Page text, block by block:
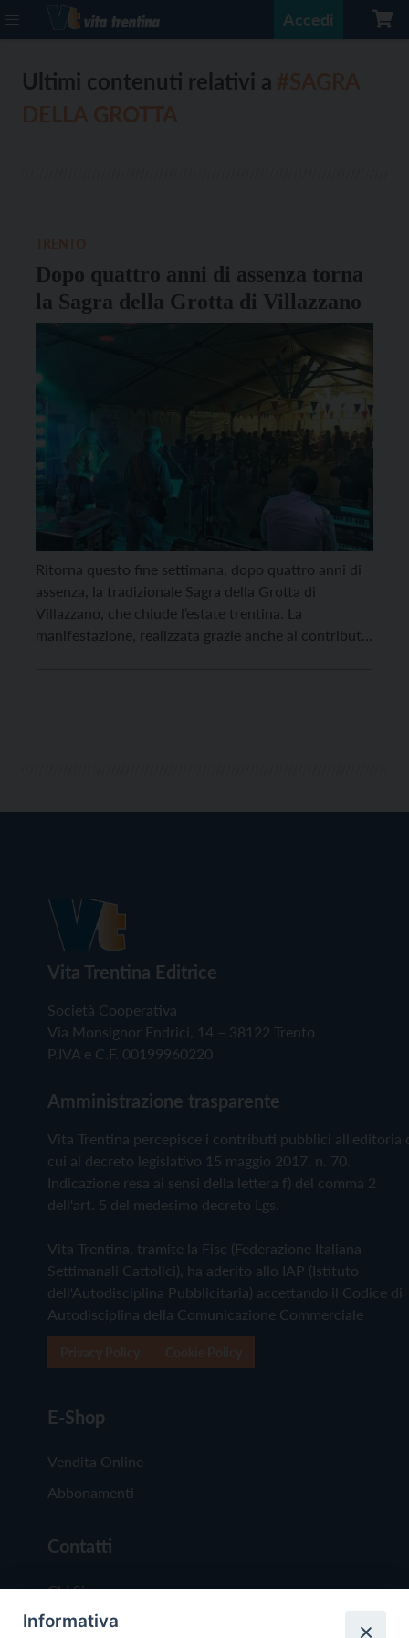
Accedi
Ultimi contenuti relativi a
Dopo quattro anni di assenza torna
la Sagra della Grotta di Villazzano
Ritorna questo fine settimana, dopo quattro anni di
assenza, la tradizionale Sagra della Grotta di
Villazzano, che chiude l’estate trentina. La
manifestazione, realizzata grazie anche al contributo
Vita Trentina Editrice
Società Cooperativa
Via Monsignor Endrici, 14 – 38122 Trento
P.IVA e C.F. 00199960220
Amministrazione trasparente
Vita Trentina percepisce i contributi pubblici all'editoria
cui al decreto legislativo 15 maggio 2017, n. 70.
Indicazione resa ai sensi della lettera f) del comma 2
dell'art. 5 del medesimo decreto Lgs.
Vita Trentina, tramite la Fisc (Federazione Italiana
Settimanali Cattolici), ha aderito allo IAP (Istituto
dell'Autodisciplina Pubblicitaria) accettando il Codice di
Autodisciplina della Comunicazione Commerciale
E-Shop
Vendita Online
Abbonamenti
Contatti
Chi Siamo
Redazione
Informativa